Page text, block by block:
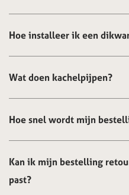
Hoe installeer ik een
Wat doen kachelpijpen?
Hoe snel wordt mijn
Kan ik mijn bestelling
past?